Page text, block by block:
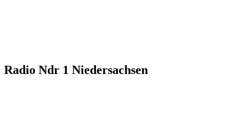
Radio Ndr 1 Niedersachsen